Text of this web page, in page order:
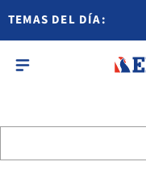
TEMAS DEL DÍA: